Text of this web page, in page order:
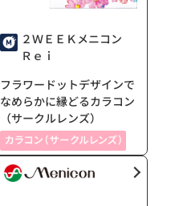
２ＷＥＥＫメニコン
Ｒｅｉ
フラワードットデザインで
なめらかに縁どるカラコン
（サークルレンズ）